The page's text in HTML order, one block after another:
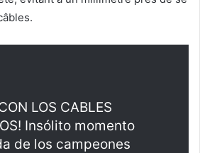
LOS CABLES
Insólito momento
de los campeones